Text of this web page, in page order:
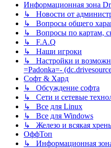
Информационная зона
↳ Новости от
↳ Вопросы общего
↳ Вопросы по картам,
↳ F.A.Q
↳ Наши игроки
↳ Настройки и
=Padonka=-
Софт & Хард
↳ Обсуждение софта
↳ Сети и сетевые
↳ Все для Linux
↳ Все для Windows
↳ Железо и всякая
ОффТоп
↳ Информационная